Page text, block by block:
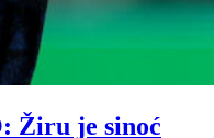
Žiru je sinoć